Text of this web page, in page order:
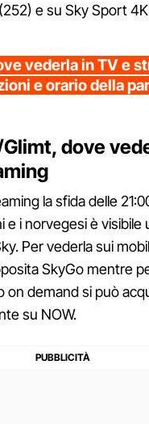
e su Sky Sport
vederla in TV e
e orario della
dove
la sfida delle
e i norvegesi è visibile
Per vederla sui
SkyGo mentre
on demand si può
su NOW.